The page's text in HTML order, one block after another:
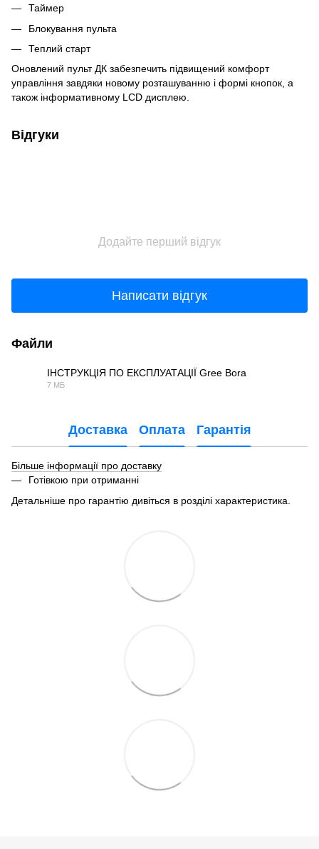
Таймер
Блокування пульта
Теплий старт
Оновлений пульт ДК забезпечить підвищений комфорт
управління завдяки новому розташуванню і формі кнопок, а
також інформативному LCD дисплею.
Відгуки
Додайте перший відгук
Написати відгук
Файли
ІНСТРУКЦІЯ ПО ЕКСПЛУАТАЦІЇ Gree Bora
7 МБ
Доставка Оплата Гарантія
Більше інформації про доставку
Готівкою при отриманні
Детальніше про гарантію дивіться в розділі характеристика.